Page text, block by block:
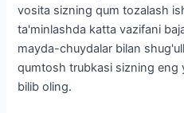
vosita sizning qum tozalash
ta'minlashda katta vazifani
mayda-chuydalar bilan
qumtosh trubkasi sizning eng
bilib oling.